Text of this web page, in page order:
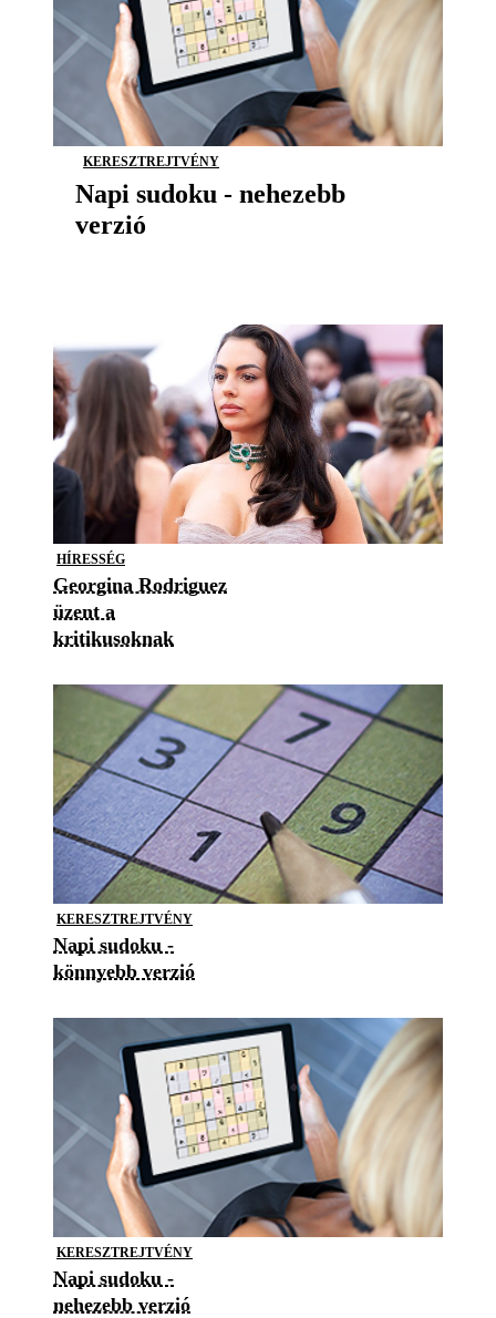
KERESZTREJTVÉNY
Napi sudoku - nehezebb
verzió
HÍRESSÉG
Georgina Rodriguez
üzent a
kritikusoknak
KERESZTREJTVÉNY
Napi sudoku -
könnyebb verzió
KERESZTREJTVÉNY
Napi sudoku -
nehezebb verzió